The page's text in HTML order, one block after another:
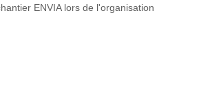
ENVIA lors de l'organisation